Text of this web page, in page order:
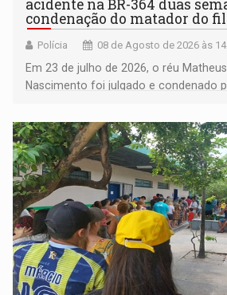
acidente na BR-364 duas
condenação do matador do
Polícia 08 de Agosto de 2026 às
Em 23 de julho de 2026, o réu
Nascimento foi julgado e condenado